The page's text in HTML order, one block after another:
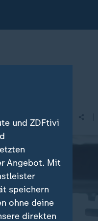
und ZDFtivi
Angebot. Mit
speichern
ohne deine
direkten